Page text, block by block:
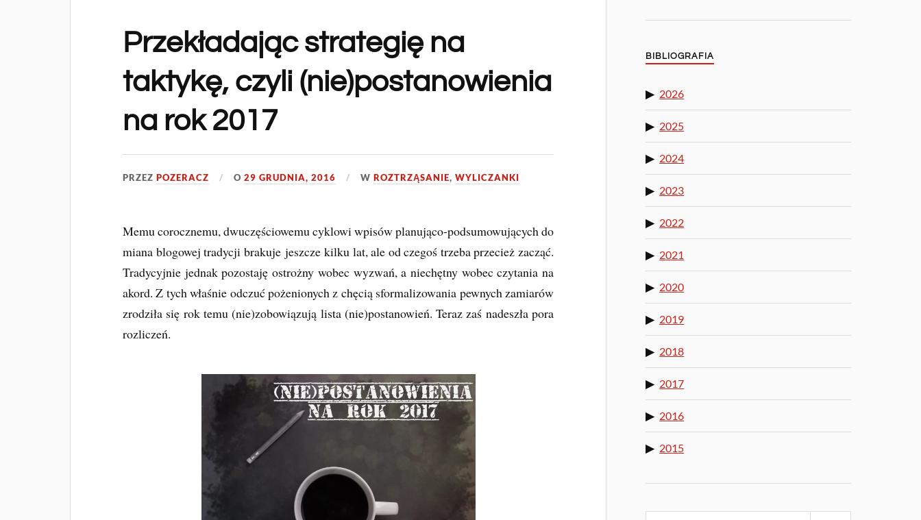
Przekładając strategię na
taktykę, czyli (nie)postanowienia
na rok 2017
PRZEZPOZERACZ O29 GRUDNIA, 2016 WROZTRZĄSANIE,WYLICZANKI
Memu corocznemu, dwuczęściowemu cyklowi wpisów planująco-podsumowujących do
miana blogowej tradycji brakuje jeszcze kilku lat, ale od czegoś trzeba przecież zacząć.
Tradycyjnie jednak pozostaję ostrożny wobec wyzwań, a niechętny wobec czytania na
akord. Z tych właśnie odczuć pożenionych z chęcią sformalizowania pewnych zamiarów
zrodziła się rok temu (nie)zobowiązują lista (nie)postanowień. Teraz zaś nadeszła pora
rozliczeń.
BIBLIOGRAFIA
2026
2025
2024
2023
2022
2021
2020
2019
2018
2017
2016
2015